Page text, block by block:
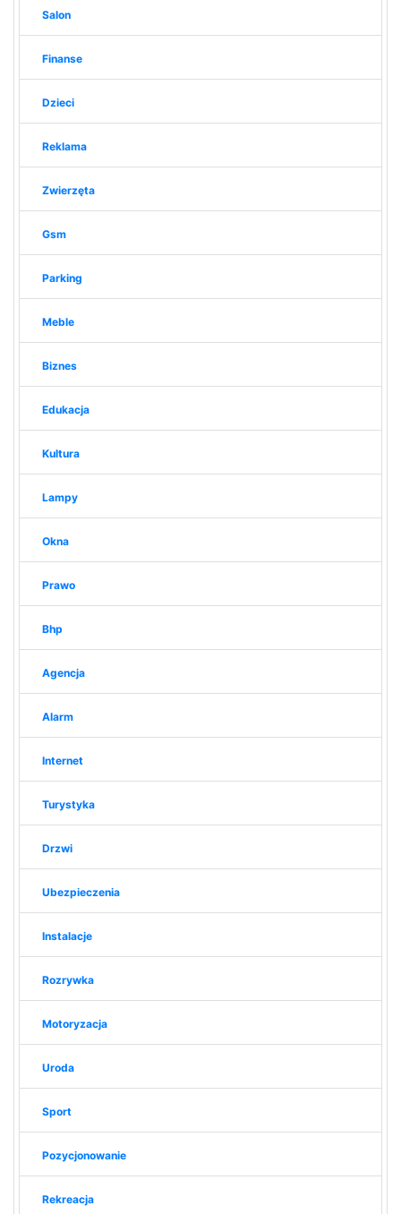
Salon
Finanse
Dzieci
Reklama
Zwierzęta
Gsm
Parking
Meble
Biznes
Edukacja
Kultura
Lampy
Okna
Prawo
Bhp
Agencja
Alarm
Internet
Turystyka
Drzwi
Ubezpieczenia
Instalacje
Rozrywka
Motoryzacja
Uroda
Sport
Pozycjonowanie
Rekreacja